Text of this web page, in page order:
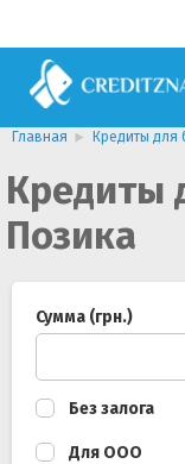
Главная Кредиты для
Кредиты
Позика
Сумма (грн.)
Без залога
Для ООО